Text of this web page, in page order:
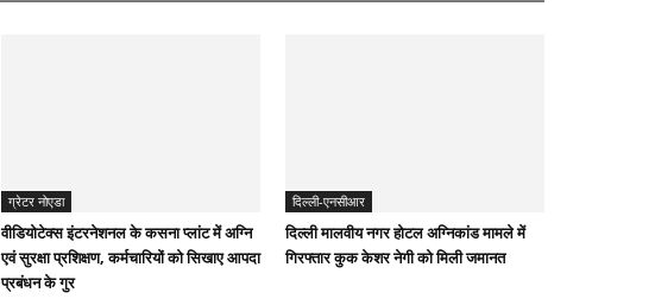
ग्रेटर नोएडा
वीडियोटेक्स इंटरनेशनल के कसना प्लांट में अग्नि
एवं सुरक्षा प्रशिक्षण, कर्मचारियों को सिखाए आपदा
प्रबंधन के गुर
दिल्ली-एनसीआर
दिल्ली मालवीय नगर होटल अग्निकांड मामले में
गिरफ्तार कुक केशर नेगी को मिली जमानत